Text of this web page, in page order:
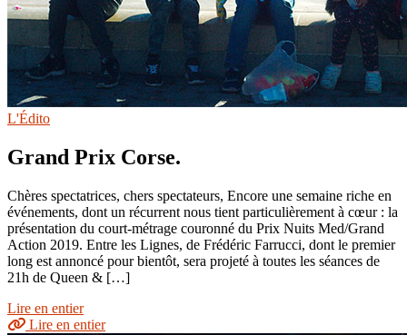
L'Édito
Grand Prix Corse.
Chères spectatrices, chers spectateurs, Encore une semaine riche en
événements, dont un récurrent nous tient particulièrement à cœur : la
présentation du court-métrage couronné du Prix Nuits Med/Grand
Action 2019. Entre les Lignes, de Frédéric Farrucci, dont le premier
long est annoncé pour bientôt, sera projeté à toutes les séances de
21h de Queen & […]
Lire en entier
Lire en entier